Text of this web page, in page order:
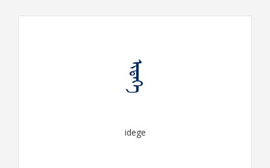
ᠢᠳᠡᠭᠡ
idege